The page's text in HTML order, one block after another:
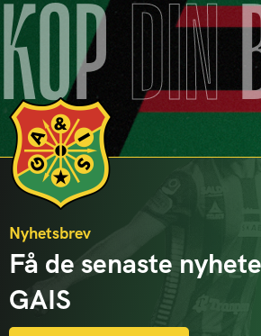
KÖPDIN
Nyhetsbrev
Få de senaste
GAIS